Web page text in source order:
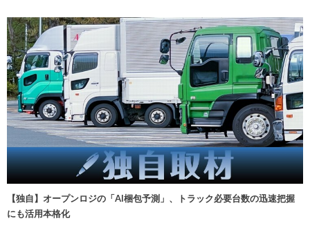
【独自】オープンロジの「AI梱包予測」、トラック必要台数の迅速把握
にも活用本格化